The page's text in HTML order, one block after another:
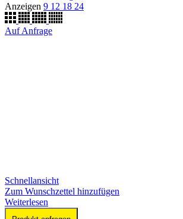
Anzeigen 9 12 18 24
Auf Anfrage
Schnellansicht
Zum Wunschzettel hinzufügen
Weiterlesen